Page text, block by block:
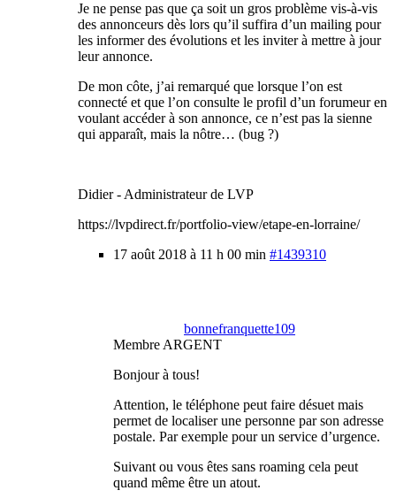
Je ne pense pas que ça soit un gros problème vis-à-vis
des annonceurs dès lors qu’il suffira d’un mailing pour
les informer des évolutions et les inviter à mettre à jour
leur annonce.
De mon côte, j’ai remarqué que lorsque l’on est
connecté et que l’on consulte le profil d’un forumeur en
voulant accéder à son annonce, ce n’est pas la sienne
qui apparaît, mais la nôtre… (bug ?)
Didier - Administrateur de LVP
https://lvpdirect.fr/portfolio-view/etape-en-lorraine/
17 août 2018 à 11 h 00 min #1439310
bonnefranquette109
Membre ARGENT
Bonjour à tous!
Attention, le téléphone peut faire désuet mais
permet de localiser une personne par son adresse
postale. Par exemple pour un service d’urgence.
Suivant ou vous êtes sans roaming cela peut
quand même être un atout.